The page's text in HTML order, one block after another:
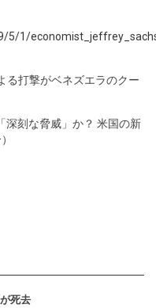
5/1/
る打撃がベネズエラのクー
深刻な脅威」か？ 米国の新
死去